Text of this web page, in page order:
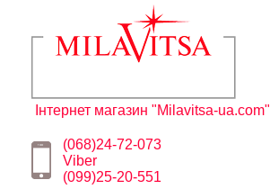
Інтернет магазин "Milavitsa-ua.com"
(068)24-72-073
Viber
(099)25-20-551